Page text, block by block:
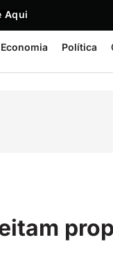
Aqui
Economia Política